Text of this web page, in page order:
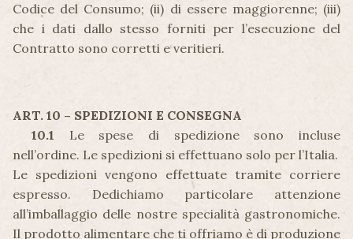
Codice del Consumo; (ii) di essere maggiorenne; (iii)
che i dati dallo stesso forniti per l’esecuzione del
Contratto sono corretti e veritieri.
ART. 10 – SPEDIZIONI E CONSEGNA
10.1 Le spese di spedizione sono incluse
nell’ordine. Le spedizioni si effettuano solo per l’Italia.
Le spedizioni vengono effettuate tramite corriere
espresso. Dedichiamo particolare attenzione
all’imballaggio delle nostre specialità gastronomiche.
Il prodotto alimentare che ti offriamo è di produzione